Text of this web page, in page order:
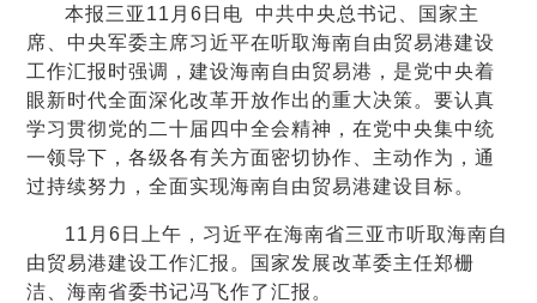
本报三亚11月6日电 中共中央总书记、国家主
席、中央军委主席习近平在听取海南自由贸易港建设
工作汇报时强调，建设海南自由贸易港，是党中央着
眼新时代全面深化改革开放作出的重大决策。要认真
学习贯彻党的二十届四中全会精神，在党中央集中统
一领导下，各级各有关方面密切协作、主动作为，通
过持续努力，全面实现海南自由贸易港建设目标。
11月6日上午，习近平在海南省三亚市听取海南自
由贸易港建设工作汇报。国家发展改革委主任郑栅
洁、海南省委书记冯飞作了汇报。